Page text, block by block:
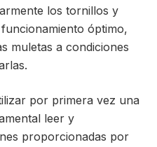
los tornillos y
óptimo,
muletas a condiciones
por primera vez una
leer y
proporcionadas por